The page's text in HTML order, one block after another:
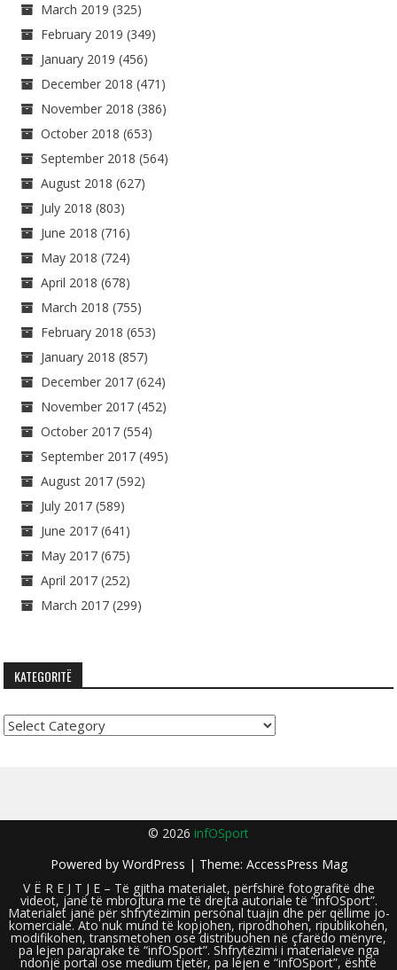
March 2019 (325)
February 2019 (349)
January 2019 (456)
December 2018 (471)
November 2018 (386)
October 2018 (653)
September 2018 (564)
August 2018 (627)
July 2018 (803)
June 2018 (716)
May 2018 (724)
April 2018 (678)
March 2018 (755)
February 2018 (653)
January 2018 (857)
December 2017 (624)
November 2017 (452)
October 2017 (554)
September 2017 (495)
August 2017 (592)
July 2017 (589)
June 2017 (641)
May 2017 (675)
April 2017 (252)
March 2017 (299)
KATEGORITË
Kategoritë
© 2026 infOSport
Powered by WordPress | Theme: AccessPress Mag
V Ë R E J T J E – Të gjitha materialet, përfshirë fotografitë dhe
videot, janë të mbrojtura me të drejta autoriale të “infOSport”.
Materialet janë për shfrytëzimin personal tuajin dhe për qëllime jo-
komerciale. Ato nuk mund të kopjohen, riprodhohen, ripublikohen,
modifikohen, transmetohen ose distribuohen në çfarëdo mënyre,
pa lejen paraprake të “infOSport”. Shfrytëzimi i materialeve nga
ndonjë portal ose medium tjetër, pa lejen e “infOSport”, është